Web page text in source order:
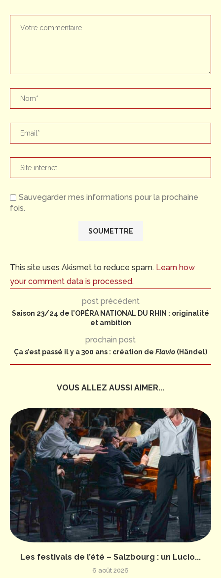
Sauvegarder mes informations pour la prochaine
fois.
This site uses Akismet to reduce spam. Learn how
your comment data is processed.
post précédent
Saison 23/24 de l’OPÉRA NATIONAL DU RHIN : originalité
et ambition
prochain post
Ça s’est passé il y a 300 ans : création de Flavio (Händel)
VOUS ALLEZ AUSSI AIMER...
Les festivals de l’été – Salzbourg : un Lucio...
6 août 2026